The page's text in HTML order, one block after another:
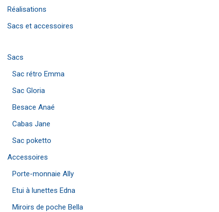
Réalisations
Sacs et accessoires
Sacs
Sac rétro Emma
Sac Gloria
Besace Anaé
Cabas Jane
Sac poketto
Accessoires
Porte-monnaie Ally
Etui à lunettes Edna
Miroirs de poche Bella